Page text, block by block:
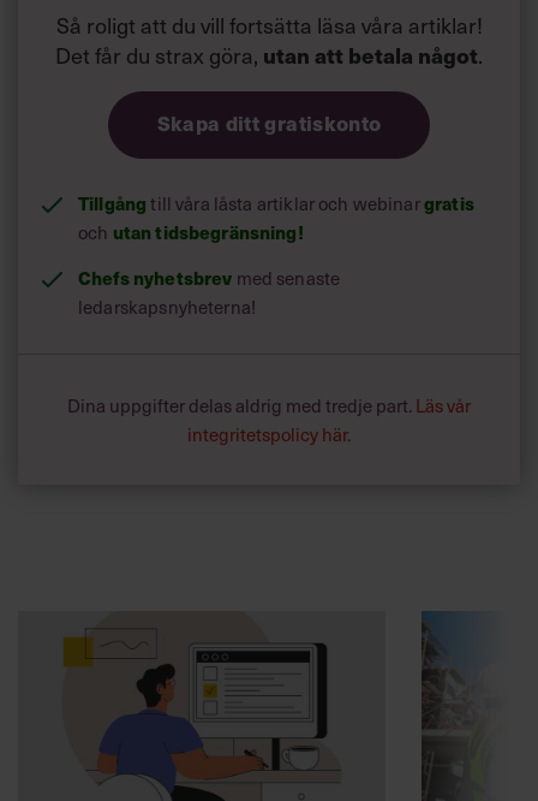
Så roligt att du vill fortsätta läsa våra artiklar!
Det får du strax göra, utan att betala något.
Skapa ditt gratiskonto
Tillgångtill våra låsta artiklar och webinargratis
och utan tidsbegränsning!
Chefs nyhetsbrev med senaste
ledarskapsnyheterna!
Dina uppgifter delas aldrig med tredje part. Läs vår
integritetspolicy här.